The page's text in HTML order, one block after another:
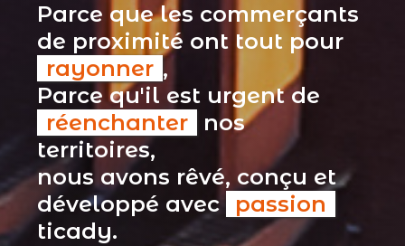
Parce que les commerçants
de proximité ont tout pour
rayonner ,
Parce qu'il est urgent de
réenchanter
nos
territoires,
nous avons rêvé, conçu et
développé avec passion
ticady.